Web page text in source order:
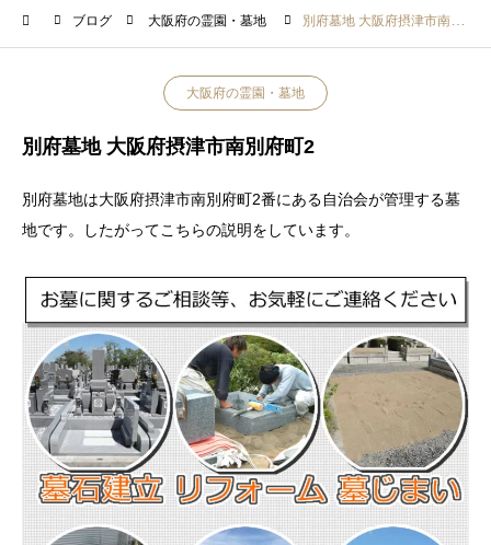
ブログ 大阪府の霊園・墓地 別府墓地 大阪府摂津市南別府町2
大阪府の霊園・墓地
別府墓地 大阪府摂津市南別府町2
別府墓地は大阪府摂津市南別府町2番にある自治会が管理する墓
地です。したがってこちらの説明をしています。